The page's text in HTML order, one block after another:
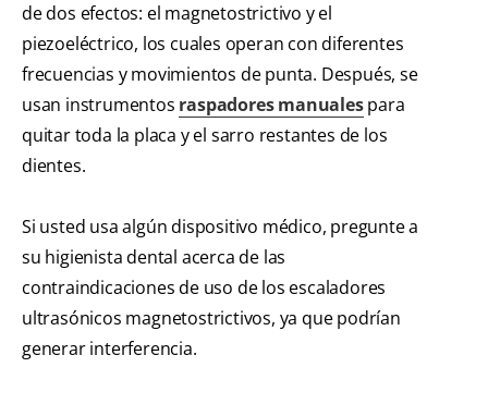
de dos efectos: el magnetostrictivo y el
piezoeléctrico, los cuales operan con diferentes
frecuencias y movimientos de punta. Después, se
usan instrumentos raspadores manualespara
quitar toda la placa y el sarro restantes de los
dientes.
Si usted usa algún dispositivo médico, pregunte a
su higienista dental acerca de las
contraindicaciones de uso de los escaladores
ultrasónicos magnetostrictivos, ya que podrían
generar interferencia.